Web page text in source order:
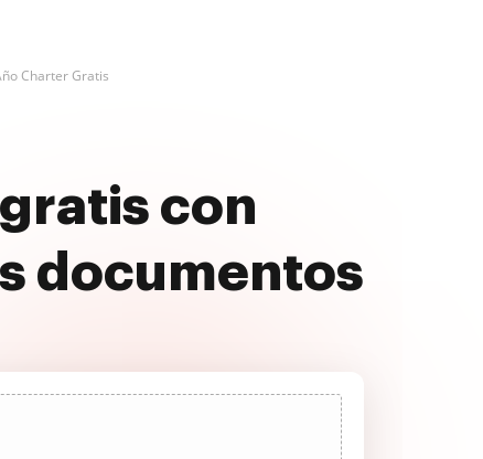
Charter Gratis
con
documentos